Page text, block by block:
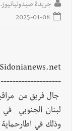
كنزًا توثيقيا
المولدات
التمييزية
جريدة
2025-01-08
Sidonianews.net
--------------------
جال فريق من
لبنان الجنوبي
وذلك في